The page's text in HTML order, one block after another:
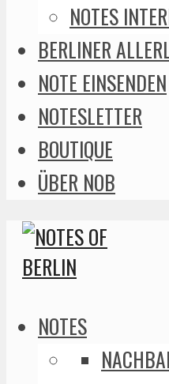
NOTES
BERLINER
NOTE EINSENDEN
NOTESLETTER
BOUTIQUE
ÜBER NOB
NOTES